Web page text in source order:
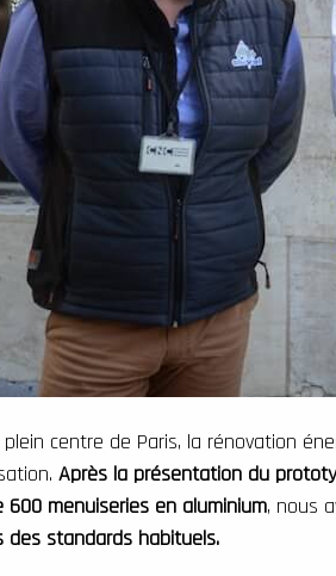
centre de Paris, la rénovation
Après la présentation du
menuiseries en aluminium, nous
des standards habituels.